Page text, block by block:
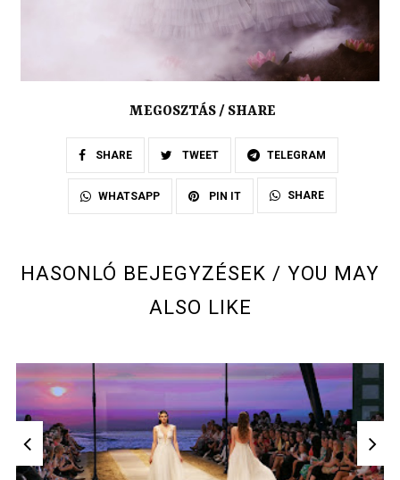
MEGOSZTÁS / SHARE
SHARE TWEET TELEGRAM
WHATSAPP PIN IT SHARE
HASONLÓ BEJEGYZÉSEK / YOU MAY
ALSO LIKE